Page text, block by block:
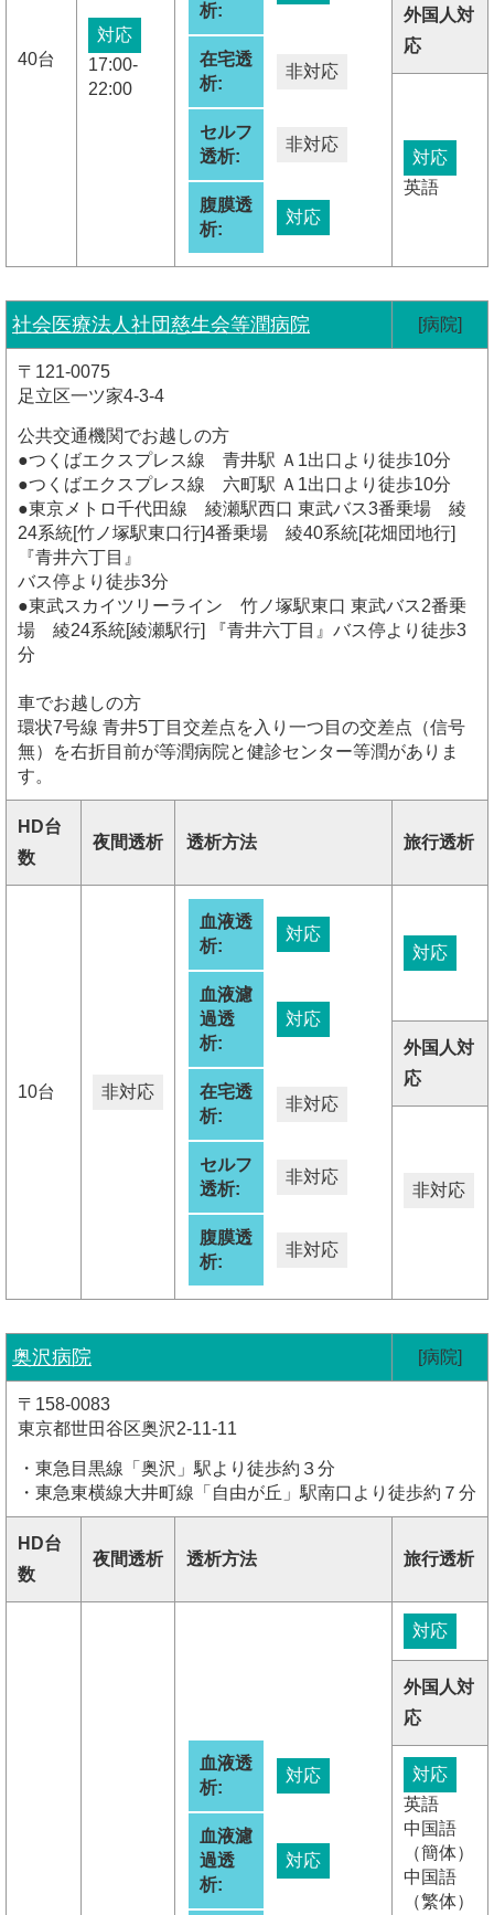
40台
対応
17:00-
22:00
析:
在宅透
析:
非対応
セルフ
透析:
非対応
腹膜透
析:
対応
外国人対
応
対応
英語
社会医療法人社団慈生会等潤病院 [病院]
〒121-0075
足立区一ツ家4-3-4
公共交通機関でお越しの方
●つくばエクスプレス線 青井駅 Ａ1出口より徒歩10分
●つくばエクスプレス線 六町駅 Ａ1出口より徒歩10分
●東京メトロ千代田線 綾瀬駅西口 東武バス3番乗場 綾
24系統[竹ノ塚駅東口行]4番乗場 綾40系統[花畑団地行]
『青井六丁目』
バス停より徒歩3分
●東武スカイツリーライン 竹ノ塚駅東口 東武バス2番乗
場 綾24系統[綾瀬駅行] 『青井六丁目』バス停より徒歩3
分
車でお越しの方
環状7号線 青井5丁目交差点を入り一つ目の交差点（信号
無）を右折目前が等潤病院と健診センター等潤がありま
す。
HD台
数
夜間透析 透析方法 旅行透析
10台 非対応
血液透
析:
対応
血液濾
過透
析:
対応
在宅透
析:
非対応
セルフ
透析:
非対応
腹膜透
析:
非対応
対応
外国人対
応
非対応
奥沢病院 [病院]
〒158-0083
東京都世田谷区奥沢2-11-11
・東急目黒線「奥沢」駅より徒歩約３分
・東急東横線大井町線「自由が丘」駅南口より徒歩約７分
HD台
数
夜間透析 透析方法 旅行透析
血液透
析:
対応
血液濾
過透
析:
対応
対応
外国人対
応
対応
英語
中国語
（簡体）
中国語
（繁体）